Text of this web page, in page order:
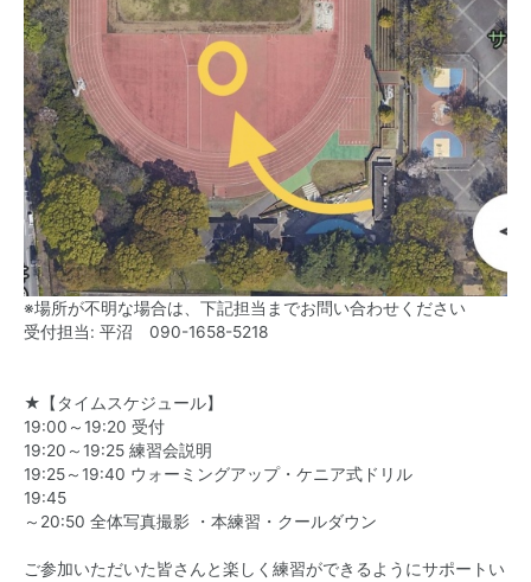
※場所が不明な場合は、下記担当までお問い合わせください
受付担当: 平沼 090-1658-5218
★【タイムスケジュール】
19:00～19:20 受付
19:20～19:25 練習会説明
19:25～19:40 ウォーミングアップ・ケニア式ドリル
19:45
～20:50 全体写真撮影 ・本練習・クールダウン
ご参加いただいた皆さんと楽しく練習ができるようにサポートい